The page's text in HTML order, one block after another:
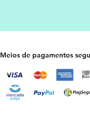
Meios de pagamentos